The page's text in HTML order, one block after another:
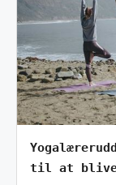
til at blive